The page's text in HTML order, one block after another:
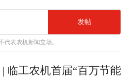
发帖
代表农机新闻立场。
临工农机首届“百万节能